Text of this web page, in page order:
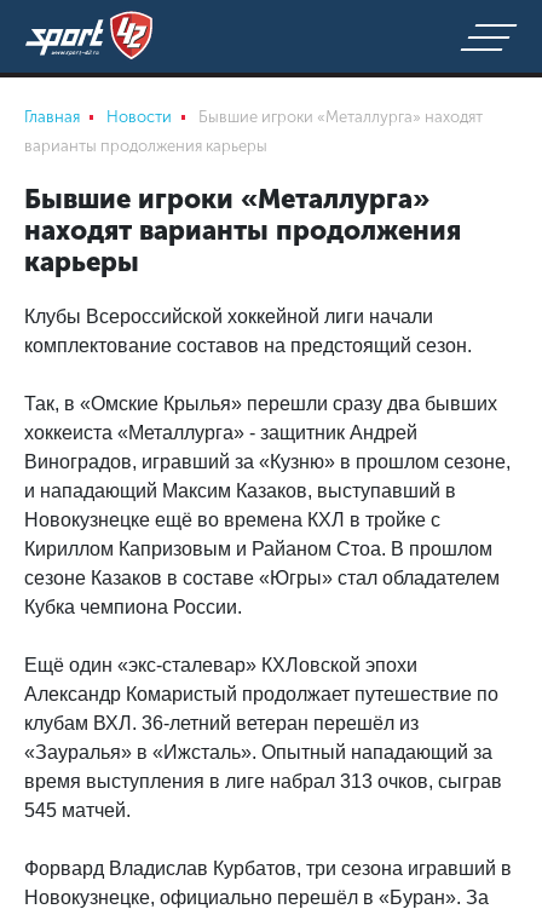
Главная Новости
Бывшие игроки «Металлурга» находят
варианты продолжения карьеры
Бывшие игроки «Металлурга»
находят варианты продолжения
карьеры
Клубы Всероссийской хоккейной лиги начали
комплектование составов на предстоящий сезон.
Так, в «Омские Крылья» перешли сразу два бывших
хоккеиста «Металлурга» - защитник Андрей
Виноградов, игравший за «Кузню» в прошлом сезоне,
и нападающий Максим Казаков, выступавший в
Новокузнецке ещё во времена КХЛ в тройке с
Кириллом Капризовым и Райаном Стоа. В прошлом
сезоне Казаков в составе «Югры» стал обладателем
Кубка чемпиона России.
Ещё один «экс-сталевар» КХЛовской эпохи
Александр Комаристый продолжает путешествие по
клубам ВХЛ. 36-летний ветеран перешёл из
«Зауралья» в «Ижсталь». Опытный нападающий за
время выступления в лиге набрал 313 очков, сыграв
545 матчей.
Форвард Владислав Курбатов, три сезона игравший в
Новокузнецке, официально перешёл в «Буран». За